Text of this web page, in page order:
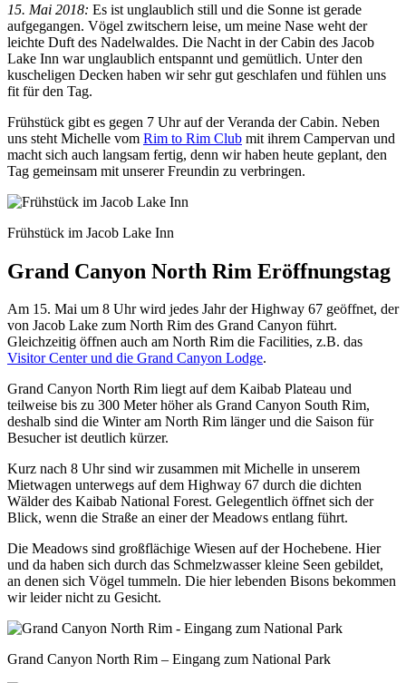
15. Mai 2018: Es ist unglaublich still und die Sonne ist gerade
aufgegangen. Vögel zwitschern leise, um meine Nase weht der
leichte Duft des Nadelwaldes. Die Nacht in der Cabin des Jacob
Lake Inn war unglaublich entspannt und gemütlich. Unter den
kuscheligen Decken haben wir sehr gut geschlafen und fühlen uns
fit für den Tag.
Frühstück gibt es gegen 7 Uhr auf der Veranda der Cabin. Neben
uns steht Michelle vom Rim to Rim Club mit ihrem Campervan und
macht sich auch langsam fertig, denn wir haben heute geplant, den
Tag gemeinsam mit unserer Freundin zu verbringen.
Frühstück im Jacob Lake Inn
Grand Canyon North Rim Eröffnungstag
Am 15. Mai um 8 Uhr wird jedes Jahr der Highway 67 geöffnet, der
von Jacob Lake zum North Rim des Grand Canyon führt.
Gleichzeitig öffnen auch am North Rim die Facilities, z.B. das
Visitor Center und die Grand Canyon Lodge.
Grand Canyon North Rim liegt auf dem Kaibab Plateau und
teilweise bis zu 300 Meter höher als Grand Canyon South Rim,
deshalb sind die Winter am North Rim länger und die Saison für
Besucher ist deutlich kürzer.
Kurz nach 8 Uhr sind wir zusammen mit Michelle in unserem
Mietwagen unterwegs auf dem Highway 67 durch die dichten
Wälder des Kaibab National Forest. Gelegentlich öffnet sich der
Blick, wenn die Straße an einer der Meadows entlang führt.
Die Meadows sind großflächige Wiesen auf der Hochebene. Hier
und da haben sich durch das Schmelzwasser kleine Seen gebildet,
an denen sich Vögel tummeln. Die hier lebenden Bisons bekommen
wir leider nicht zu Gesicht.
Grand Canyon North Rim – Eingang zum National Park